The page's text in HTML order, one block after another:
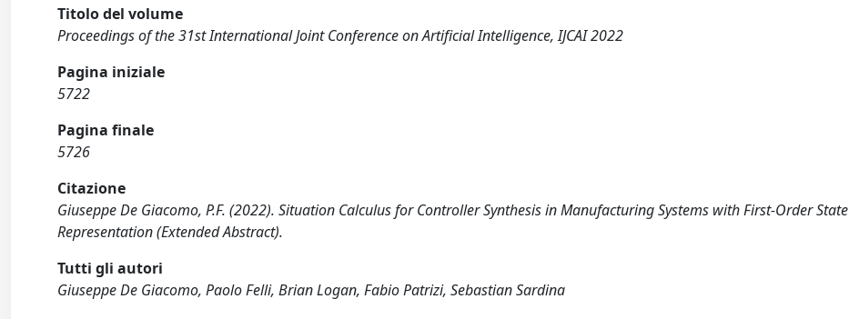
Titolo del volume
Proceedings of the 31st International Joint Conference on Artificial Intelligence, IJCAI 2022
Pagina iniziale
5722
Pagina finale
5726
Citazione
Giuseppe De Giacomo, P.F. (2022). Situation Calculus for Controller Synthesis in Manufacturing Systems with First-Order State
Representation (Extended Abstract).
Tutti gli autori
Giuseppe De Giacomo, Paolo Felli, Brian Logan, Fabio Patrizi, Sebastian Sardina